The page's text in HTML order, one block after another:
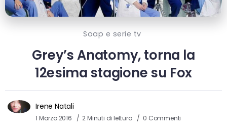
Soap e serie tv
Grey’s Anatomy, torna la
12esima stagione su Fox
Irene Natali
1 Marzo 2016 2 Minuti di lettura 0 Commenti